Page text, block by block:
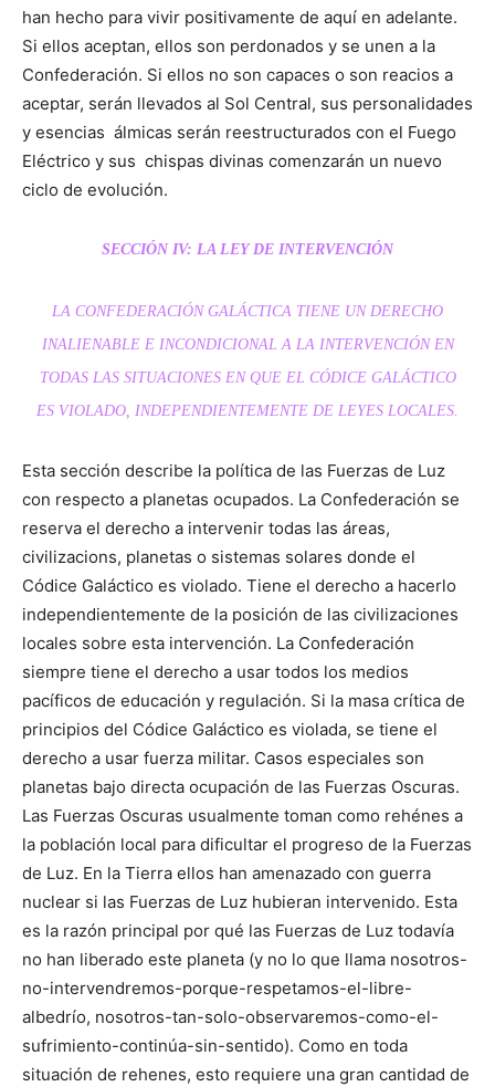
han hecho para vivir positivamente de aquí en adelante.
Si ellos aceptan, ellos son perdonados y se unen a la
Confederación. Si ellos no son capaces o son reacios a
aceptar, serán llevados al Sol Central, sus personalidades
y esencias álmicas serán reestructurados con el Fuego
Eléctrico y sus chispas divinas comenzarán un nuevo
ciclo de evolución.
SECCIÓN IV: LA LEY DE INTERVENCIÓN
LA CONFEDERACIÓN GALÁCTICA TIENE UN DERECHO
INALIENABLE E INCONDICIONAL A LA INTERVENCIÓN EN
TODAS LAS SITUACIONES EN QUE EL CÓDICE GALÁCTICO
ES VIOLADO, INDEPENDIENTEMENTE DE LEYES LOCALES.
Esta sección describe la política de las Fuerzas de Luz
con respecto a planetas ocupados. La Confederación se
reserva el derecho a intervenir todas las áreas,
civilizacions, planetas o sistemas solares donde el
Códice Galáctico es violado. Tiene el derecho a hacerlo
independientemente de la posición de las civilizaciones
locales sobre esta intervención. La Confederación
siempre tiene el derecho a usar todos los medios
pacíficos de educación y regulación. Si la masa crítica de
principios del Códice Galáctico es violada, se tiene el
derecho a usar fuerza militar. Casos especiales son
planetas bajo directa ocupación de las Fuerzas Oscuras.
Las Fuerzas Oscuras usualmente toman como rehénes a
la población local para dificultar el progreso de la Fuerzas
de Luz. En la Tierra ellos han amenazado con guerra
nuclear si las Fuerzas de Luz hubieran intervenido. Esta
es la razón principal por qué las Fuerzas de Luz todavía
no han liberado este planeta (y no lo que llama nosotros-
no-intervendremos-porque-respetamos-el-libre-
albedrío, nosotros-tan-solo-observaremos-como-el-
sufrimiento-continúa-sin-sentido). Como en toda
situación de rehenes, esto requiere una gran cantidad de